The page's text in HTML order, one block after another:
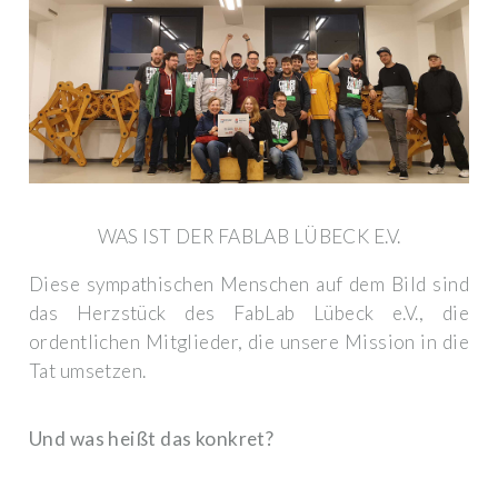
WAS IST DER FABLAB LÜBECK E.V.
Diese sympathischen Menschen auf dem Bild sind
das Herzstück des FabLab Lübeck e.V., die
ordentlichen Mitglieder, die unsere Mission in die
Tat umsetzen.
Und was heißt das konkret?